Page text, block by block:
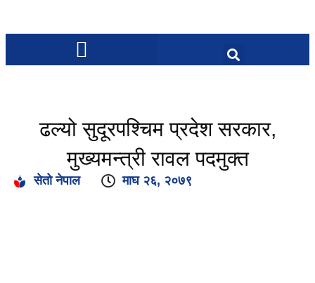
ढल्यो सुदूरपश्चिम प्रदेश सरकार,
मुख्यमन्त्री रावल पदमुक्त
सेतो नेपाल माघ २६, २०७९